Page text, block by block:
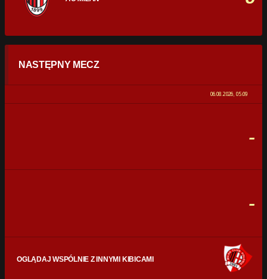
STATYSTYKI
0% 100%
NASTĘPNY MECZ
06.08.2026, 05:09
-
-
OGLĄDAJ WSPÓLNIE Z INNYMI KIBICAMI